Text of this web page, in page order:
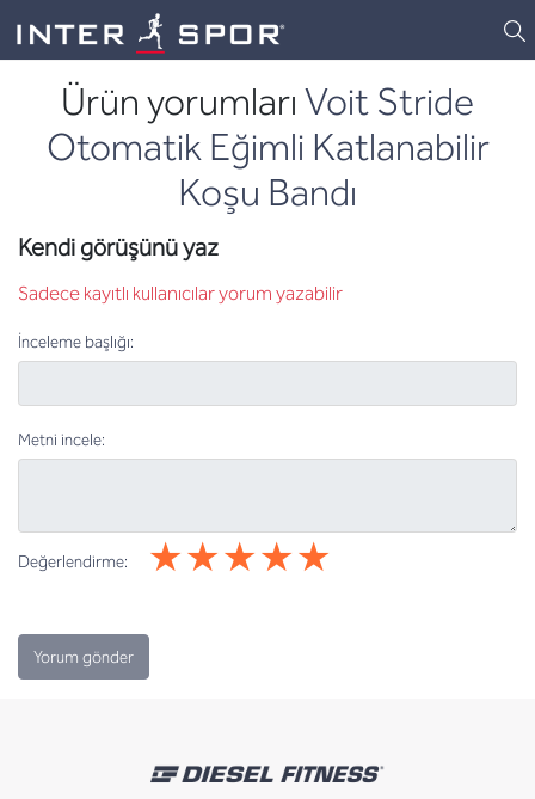
Ürün yorumları Voit Stride
Otomatik Eğimli Katlanabilir
Koşu Bandı
Kendi görüşünü yaz
Sadece kayıtlı kullanıcılar yorum yazabilir
İnceleme başlığı:
Metni incele:
Değerlendirme: ★★★★★